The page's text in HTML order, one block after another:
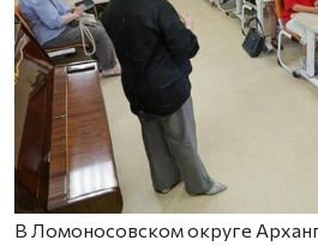
В Ломоносовском округе